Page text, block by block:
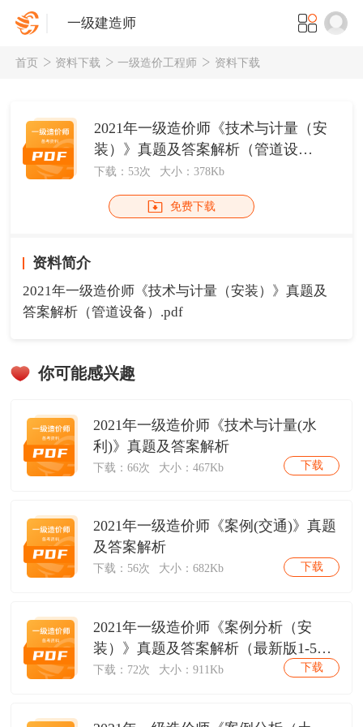
一级建造师
首页 资料下载 一级造价工程师 资料下载
2021年一级造价师《技术与计量（安
装）》真题及答案解析（管道设
备）.pdf
下载：53次 大小：378Kb
免费下载
资料简介
2021年一级造价师《技术与计量（安装）》真题及
答案解析（管道设备）.pdf
你可能感兴趣
2021年一级造价师《技术与计量(水
利)》真题及答案解析
下载：66次 大小：467Kb 下载
2021年一级造价师《案例(交通)》真题
及答案解析
下载：56次 大小：682Kb 下载
2021年一级造价师《案例分析（安
装）》真题及答案解析（最新版1-5
题）.pdf
下载：72次 大小：911Kb 下载